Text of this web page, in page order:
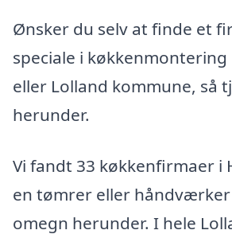
Ønsker du selv at finde et
speciale i køkkenmontering
eller Lolland kommune, så
herunder.
Vi fandt 33 køkkenfirmaer i
en tømrer eller håndværker
omegn herunder. I hele